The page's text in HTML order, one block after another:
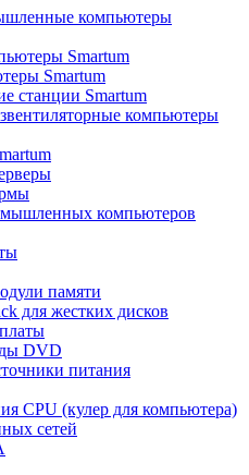
компьютеры
Smartum
Smartum
станции Smartum
компьютеры
компьютеров
памяти
для жестких дисков
DVD
питания
CPU (кулер для компьютера)
сетей